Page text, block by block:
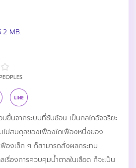
MB.
บขึ้นจากระบบที่ซับซ้อน เป็นกลไกอัจฉริยะ
ไม่สมดุลของเฟืองใดเฟืองหนึ่งของ
ฟืองเล็ก ๆ ก็สามารถสั่งผลกระทบ
รื่องการควบคุมน้ำตาลในเลือด ก็จะเป็น